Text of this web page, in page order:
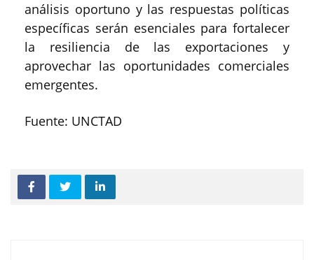
análisis oportuno y las respuestas políticas
específicas serán esenciales para fortalecer
la resiliencia de las exportaciones y
aprovechar las oportunidades comerciales
emergentes.
Fuente: UNCTAD